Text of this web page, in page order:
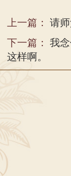
上一篇： 请
下一篇： 我
这样啊。